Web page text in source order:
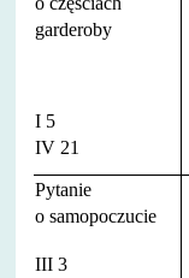
garderoby
I 5
IV 21
Pytanie
o samopoczucie
III 3